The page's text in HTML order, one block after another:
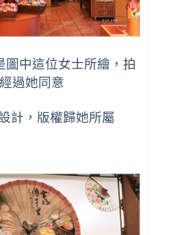
圖中這位女士所繪，拍
過她同意
計，版權歸她所屬